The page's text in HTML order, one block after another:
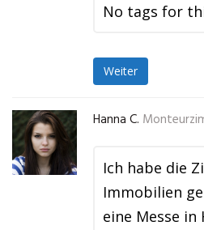
No tags for
Weiter
Hanna C.
Ich habe die
Immobilien
eine Messe in